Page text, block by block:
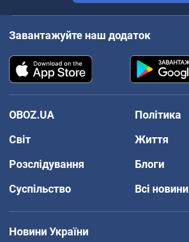
Завантажуйте наш додаток
OBOZ.UA
Політика
Світ
Життя
Розслідування
Блоги
Суспільство
Всі новини
Новини України